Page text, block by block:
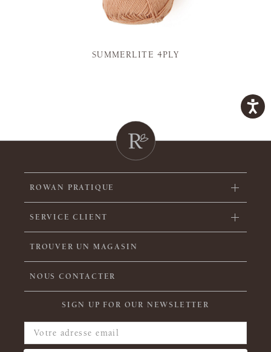
SUMMERLITE 4PLY
ROWAN PRATIQUE
SERVICE CLIENT
TROUVER UN MAGASIN
NOUS CONTACTER
SIGN UP FOR OUR NEWSLETTER